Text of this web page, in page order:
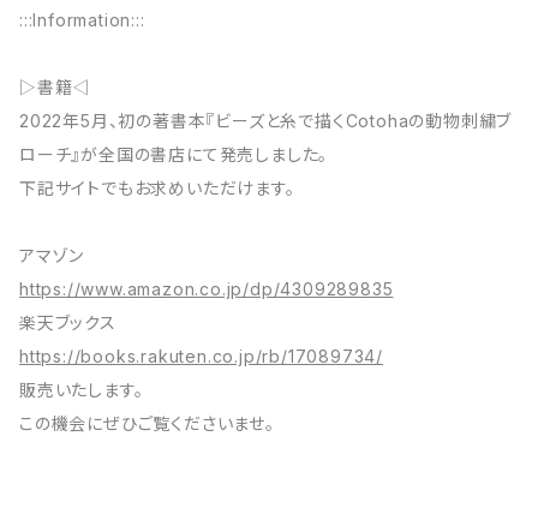
:::Information:::
▷書籍◁
2022年5月、初の著書本『ビーズと糸で描くCotohaの動物刺繍ブ
ローチ』が全国の書店にて発売しました。
下記サイトでもお求めいただけます。
アマゾン
https://www.amazon.co.jp/dp/4309289835
楽天ブックス
https://books.rakuten.co.jp/rb/17089734/
販売いたします。
この機会にぜひご覧くださいませ。